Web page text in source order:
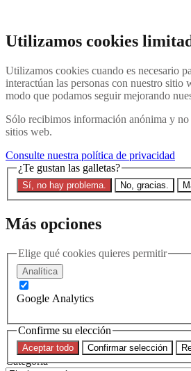
Utilizamos cookies
Utilizamos cookies cuando es necesario
interactúan las personas con nuestro sitio
modo que podamos seguir mejorando
Sólo recibimos información anónima y no
sitios web.
Consulte nuestra política de privacidad
¿Te gustan las galletas?
Sí, no hay problema. No, gracias.
Más opciones
Elige qué cookies quieres permitir
Analítica
Google Analytics
Confirme su elección
Aceptar todo Confirmar selección
Buscar en
Menú Póngase en contacto con nosotros
Última
Acerca de
Explicación de Interpol
Contacte con nosotros
Buscar en el sitio
Buscar en el sitio web
Última
Filtros
Tema
Categoría